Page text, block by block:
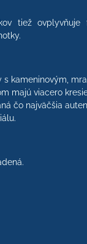
tiež ovplyvňuje
kameninovým,
majú viacero
čo najväčšia